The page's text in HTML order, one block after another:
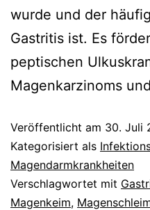
wurde und der
Gastritis ist. Es
peptischen
Magenkarzinoms
Veröffentlicht am 30. Juli
Kategorisiert als
Magendarmkrankheiten
Verschlagwortet mit
Magenkeim,